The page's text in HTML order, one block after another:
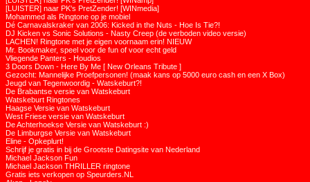
[LUISTER] naar PK's PretZender! [WINmedia]
Mohammed als Ringtone op je mobiel
Dé Carnavalskraker van 2006: Kicked in the Nuts - Hoe Is Tie?!
DJ Kicken vs Sonic Solutions - Nasty Creep (de verboden video versie)
LACHEN! Ringtone met je eigen voornaam erin! NIEUW
Mr. Bookmaker, speel voor de fun of voor echt geld
Vliegende Panters - Houdios
3 Doors Down - Here By Me [ New Orleans Tribute ]
Gezocht: Mannelijke Proefpersonen! (maak kans op 5000 euro cash en een X Box)
Jeugd van Tegenwoordig - Watskeburt?!
De Brabantse versie van Watskeburt
Watskeburt Ringtones
Haagse Versie van Watskeburt
West Friese versie van Watskeburt
De Achterhoekse Versie van Watskeburt :)
De Limburgse Versie van Watskeburt
Eline - Opkeplurt!
Schrijf je gratis in bij de Grootste Datingsite van Nederland
Michael Jackson Fun
Michael Jackson THRILLER ringtone
Gratis iets verkopen op Speurders.NL